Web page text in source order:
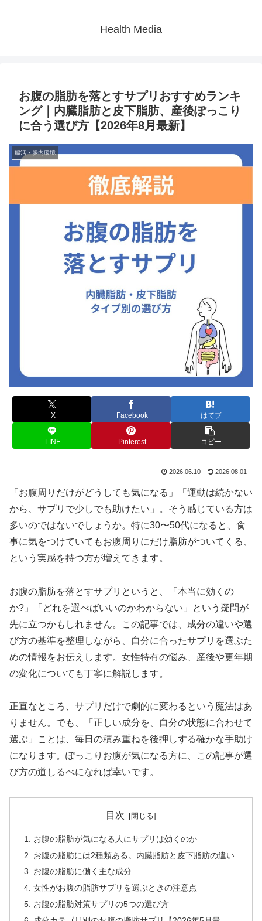
Health Media
お腹の脂肪を落とすサプリおすすめランキ
ング｜内臓脂肪と皮下脂肪、産後ぽっこり
に合う選び方【2026年8月最新】
腸活・腸内環境
X Facebook はてブ
LINE Pinterest コピー
2026.06.10 2026.08.01
「お腹周りだけがどうしても気になる」「運動は続かない
から、サプリで少しでも助けたい」。そう感じている方は
多いのではないでしょうか。特に30〜50代になると、食
事に気をつけていてもお腹周りにだけ脂肪がついてくる、
という実感を持つ方が増えてきます。
お腹の脂肪を落とすサプリというと、「本当に効くの
か?」「どれを選べばいいのかわからない」という疑問が
先に立つかもしれません。この記事では、成分の違いや選
び方の基準を整理しながら、自分に合ったサプリを選ぶた
めの情報をお伝えします。女性特有の悩み、産後や更年期
の変化についても丁寧に解説します。
正直なところ、サプリだけで劇的に変わるという魔法はあ
りません。でも、「正しい成分を、自分の状態に合わせて
選ぶ」ことは、毎日の積み重ねを後押しする確かな手助け
になります。ぽっこりお腹が気になる方に、この記事が選
び方の道しるべになれば幸いです。
目次
お腹の脂肪が気になる人にサプリは効くのか
お腹の脂肪には2種類ある。内臓脂肪と皮下脂肪の違い
お腹の脂肪に働く主な成分
女性がお腹の脂肪サプリを選ぶときの注意点
お腹の脂肪対策サプリの5つの選び方